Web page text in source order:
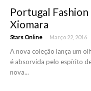
Portugal
Xiomara
Stars Online - Março 22, 2016
A nova coleção lança um
é absorvida pelo espírito
nova...